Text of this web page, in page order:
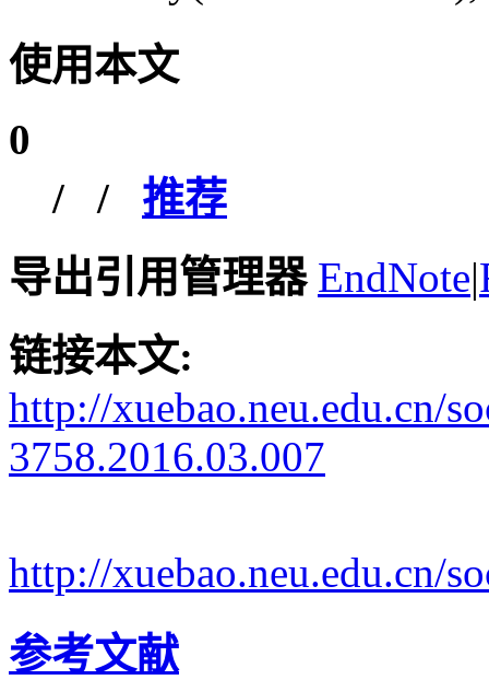
使用本文
0
/ / 推荐
导出引用管理器 EndNote|
链接本文:
http://xuebao.neu.edu.cn/
3758.2016.03.007
http://xuebao.neu.edu.cn/
参考文献